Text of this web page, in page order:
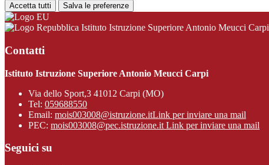
Accetta tutti Salva le preferenze
Istituto Istruzione Superiore Antonio Meucci Carpi
Contatti
Istituto Istruzione Superiore Antonio Meucci Carpi
Via dello Sport,3 41012 Carpi (MO)
Tel: 059688550
Email: mois003008@istruzione.itLink per inviare una mail
PEC: mois003008@pec.istruzione.it Link per inviare una mail
Seguici su